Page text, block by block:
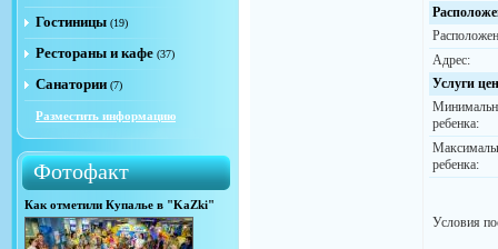
Гостиницы (19)
Рестораны и кафе (37)
Санатории (7)
Разместить информацию
Фотофакт
Как отметили Купалье в "KaZki"
Адрес:
Услуги
ребенка:
ребенка:
Условия